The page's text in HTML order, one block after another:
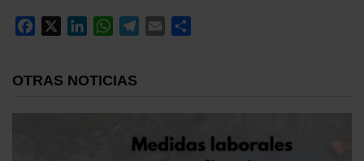
Facebook
LinkedInWhatsApp
Telegram
Email
OTRAS NOTICIAS